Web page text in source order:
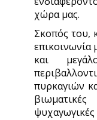
χώρα μας.
Σκοπός του,
επικοινωνία
και
πυρκαγιών
ψυχαγωγικές